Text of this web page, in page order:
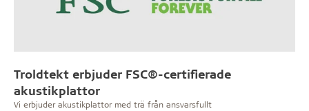
Troldtekt erbjuder FSC®-certifierade
akustikplattor
Vi erbjuder akustikplattor med trä från ansvarsfullt